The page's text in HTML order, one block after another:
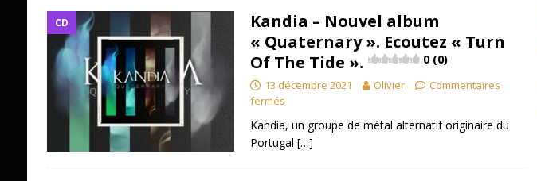
CD
Kandia – Nouvel album
« Quaternary ». Ecoutez « Turn
Of The Tide ».
0 (0)
13 décembre 2021 Olivier
Commentaires
fermés
Kandia, un groupe de métal alternatif originaire du
Portugal […]